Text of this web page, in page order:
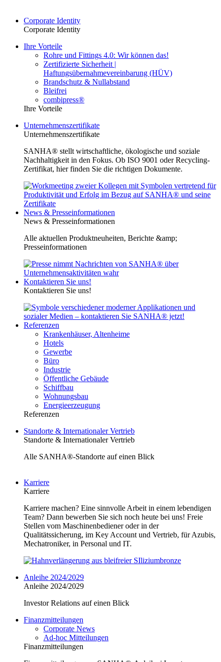
Corporate Identity
Corporate Identity
Ihre Vorteile
Rohre und Fittings 4.0: Wir können das!
Zertifizierte Sicherheit |
Haftungsübernahmevereinbarung (HÜV)
Brandschutz & Nullabstand
Bleifrei
combipress®
Ihre Vorteile
Unternehmenszertifikate
Unternehmenszertifikate
SANHA® stellt wirtschaftliche, ökologische und soziale
Nachhaltigkeit in den Fokus. Ob ISO 9001 oder Recycling-
Zertifikat, hier finden Sie die richtigen Dokumente.
News & Presseinformationen
News & Presseinformationen
Alle aktuellen Produktneuheiten, Berichte &amp;
Presseinformationen
Kontaktieren Sie uns!
Kontaktieren Sie uns!
Referenzen
Krankenhäuser, Altenheime
Hotels
Gewerbe
Büro
Industrie
Öffentliche Gebäude
Schiffbau
Wohnungsbau
Energieerzeugung
Referenzen
Standorte & Internationaler Vertrieb
Standorte & Internationaler Vertrieb
Alle SANHA®-Standorte auf einen Blick
Karriere
Karriere
Karriere machen? Eine sinnvolle Arbeit in einem lebendigen
Team? Dann bewerben Sie sich noch heute bei uns! Freie
Stellen vom Maschinenbediener oder in der
Qualitätssicherung, im Key Account und Vertrieb, für Azubis,
Mechatroniker, in Personal und IT.
Anleihe 2024/2029
Anleihe 2024/2029
Investor Relations auf einen Blick
Finanzmitteilungen
Corporate News
Ad-hoc Mitteilungen
Finanzmitteilungen